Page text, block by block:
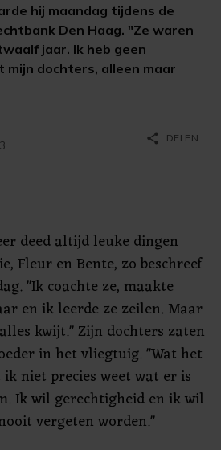
hij maandag tijdens de
Den Haag. "Ze waren
jaar. Ik heb geen
mijn dochters, alleen maar
share DELEN
deed altijd leuke dingen
Fleur en Bente, zo beschreef
"Ik coachte ze, maakte
en ik leerde ze zeilen. Maar
kwijt." Zijn dochters zaten
in het vliegtuig. "Wat het
niet precies weet wat er is
Ik wil gerechtigheid en ik wil
vergeten worden."